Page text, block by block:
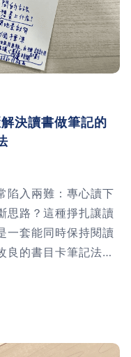
決讀書做筆記的
陷入兩難：專心讀下
思路？這種掙扎讓讀
一套能同時保持閱讀
良的書目卡筆記法：